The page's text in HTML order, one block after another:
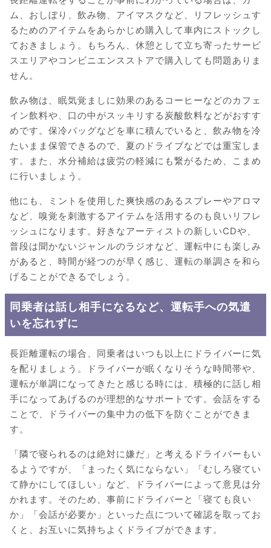
ム、おしぼり、飲み物、アイマスクなど、リフレッシュす
るためのアイテムをあらかじめ購入して車内にストックし
ておきましょう。もちろん、休憩として立ち寄ったサービ
スエリアやコンビニエンスストアで購入しても問題ありま
せん。
飲み物は、眠気覚ましに効果のあるコーヒーなどのカフェ
イン飲料や、口の中がスッキリする炭酸飲料などがおすす
めです。保冷バッグなどを車に積んでいると、飲み物を冷
たいまま保管できるので、夏のドライブなどでは重宝しま
す。また、水分補給は疲労の軽減にも繋がるため、こまめ
に行いましょう。
他にも、ミントを使用した爽快感のあるスプレーやアロマ
など、嗅覚を刺激するアイテムを活用するのも良いリフレ
ッシュになります。好きなアーティストの新しいCDや、
普段は聞かないジャンルのラジオなど、運転中にも楽しみ
があると、時間が経つのが早く感じ、運転の単調さを和ら
げることができるでしょう。
同乗者は話し相手になるなど、運転手への気遣
いを忘れずに
長距離運転の場合、同乗者はいつも以上にドライバーに気
を配りましょう。ドライバーが眠くなりそうな時間帯や、
運転が単調になってきたと感じる時には、積極的に話し相
手になってあげるのが理想的なサポートです。会話をする
ことで、ドライバーの集中力の低下を防ぐことができま
す。
「隣で寝られるのは絶対に嫌だ」と考えるドライバーもい
るようですが、「まったく気にならない」「むしろ寝てい
て静かにしてほしい」など、ドライバーによって意見は分
かれます。そのため、事前にドライバーと「寝ても良い
か」「会話が必要か」といった点について確認を取ってお
くと、お互いに気持ちよくドライブができます。